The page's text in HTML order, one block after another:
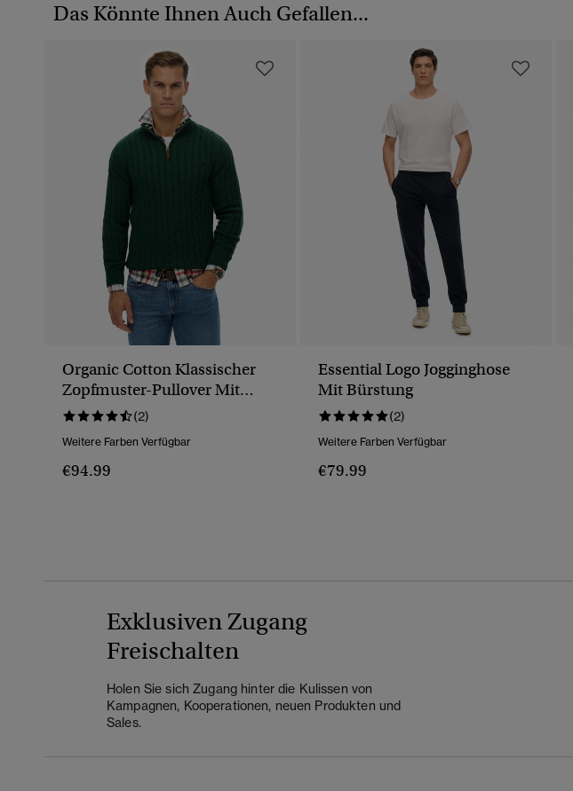
Das Könnte Ihnen Auch Gefallen...
Organic Cotton Klassischer
Zopfmuster-Pullover Mit
Reißverschluss
(2)
Weitere Farben Verfügbar
€94.99
Essential Logo Jogginghose
Mit Bürstung
(2)
Weitere Farben Verfügbar
€79.99
Exklusiven Zugang
Freischalten
Holen Sie sich Zugang hinter die Kulissen von
Kampagnen, Kooperationen, neuen Produkten und
Sales.